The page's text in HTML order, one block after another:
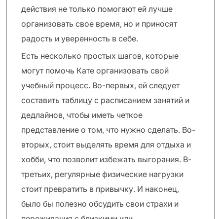
действия не только помогают ей лучше
организовать свое время, но и приносят
радость и уверенность в себе.
Есть несколько простых шагов, которые
могут помочь Кате организовать свой
учебный процесс. Во-первых, ей следует
составить таблицу с расписанием занятий и
дедлайнов, чтобы иметь четкое
представление о том, что нужно сделать. Во-
вторых, стоит выделять время для отдыха и
хобби, что позволит избежать выгорания. В-
третьих, регулярные физические нагрузки
стоит превратить в привычку. И наконец,
было бы полезно обсудить свои страхи и